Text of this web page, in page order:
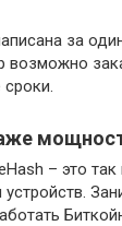
за
возможно
– это